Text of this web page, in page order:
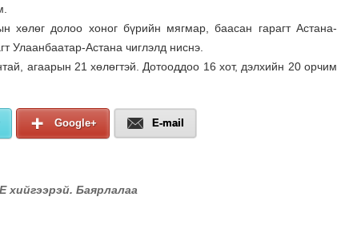
хөлөг долоо хоног бүрийн мягмар, баасан гарагт Астана-
Улаанбаатар-Астана чиглэлд ниснэ.
агаарын 21 хөлөгтэй. Дотооддоо 16 хот, дэлхийн 20 орчим
Google+ E-mail
хийгээрэй. Баярлалаа